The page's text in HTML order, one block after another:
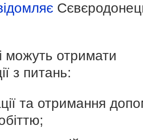
можуть отримати
з питань:
та отримання